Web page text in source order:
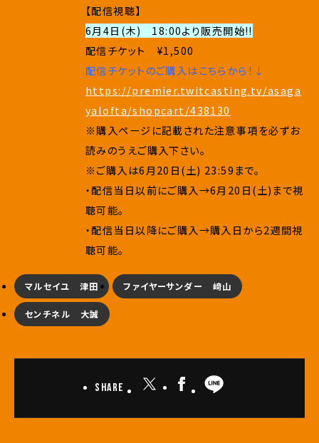
【配信視聴】
6月4日(木) 18:00より販売開始!!
配信チケット ¥1,500
配信チケットのご購入はこちらから！↓
https://premier.twitcasting.tv/asaga
yalofta/shopcart/438130
※購入ページに記載された注意事項を必ずお
読みのうえご購入下さい。
※ご購入は6月20日(土) 23:59まで。
・配信当日以前にご購入→6月20日(土)まで視
聴可能。
・配信当日以降にご購入→購入日から2週間視
聴可能。
マルセイユ 津田 ファイヤーサンダー 﨑山
センチネル 大誠
Share